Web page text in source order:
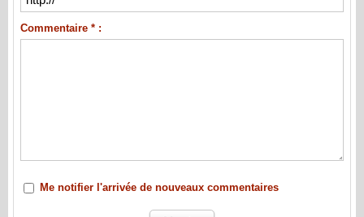
Commentaire * :
Me notifier l'arrivée de nouveaux commentaires